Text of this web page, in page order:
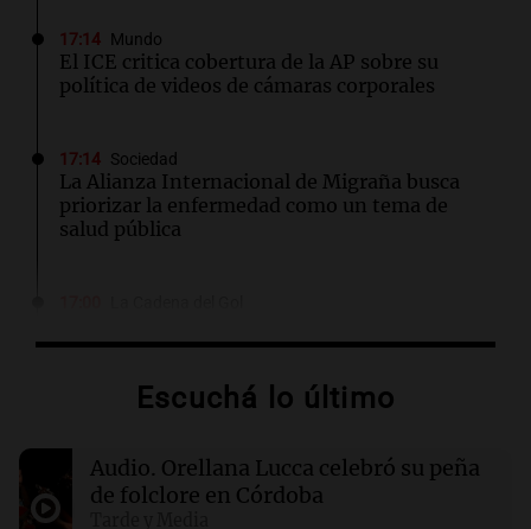
17:14 Mundo
El ICE critica cobertura de la AP sobre su
política de videos de cámaras corporales
17:14 Sociedad
La Alianza Internacional de Migraña busca
priorizar la enfermedad como un tema de
salud pública
para el futuro de Coudet
El Senado de EE.UU. aprueba ley para evitar el
cierre del Gobierno federal antes de elecciones
Escuchá lo último
Audio. Orellana Lucca celebró su peña
de folclore en Córdoba